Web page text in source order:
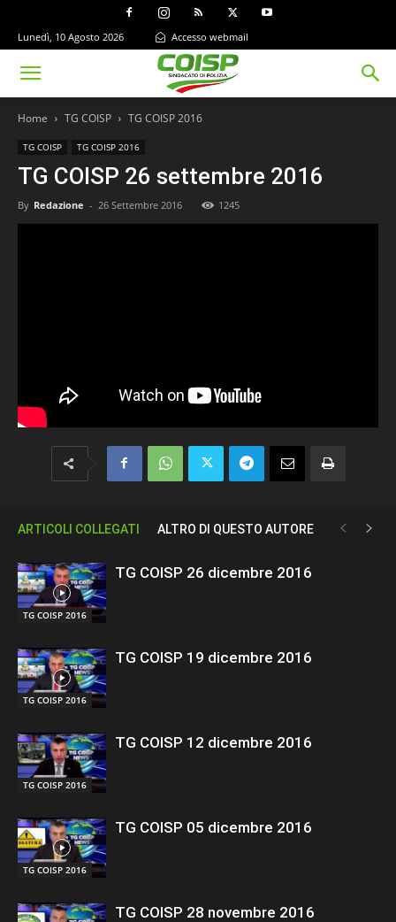
Lunedì, 10 Agosto 2026 Accesso webmail
Home TG COISP TG COISP 2016
TG COISP TG COISP 2016
TG COISP 26 settembre 2016
By Redazione - 26 Settembre 2016 1245
ARTICOLI COLLEGATI ALTRO DI QUESTO AUTORE
TG COISP 2016
TG COISP 26 dicembre 2016
TG COISP 2016
TG COISP 19 dicembre 2016
TG COISP 2016
TG COISP 12 dicembre 2016
TG COISP 2016
TG COISP 05 dicembre 2016
TG COISP 28 novembre 2016